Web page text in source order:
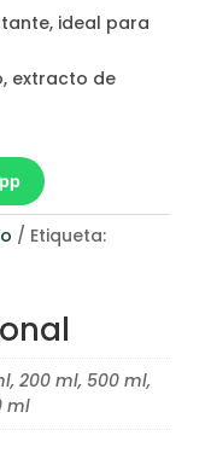
ideal para
extracto de
Etiqueta:
200 ml, 500 ml,
ml